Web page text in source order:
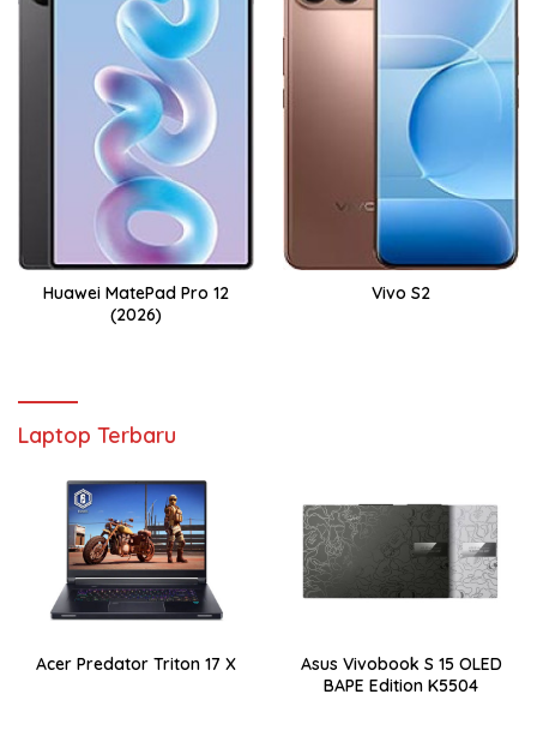
Huawei MatePad Pro 12
(2026)
Vivo S2
Laptop Terbaru
Acer Predator Triton 17 X
Asus Vivobook S 15 OLED
BAPE Edition K5504